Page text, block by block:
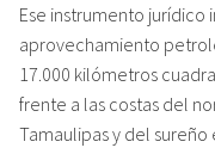
Ese instrumento jurídico
aprovechamiento
17.000 kilómetros
frente a las costas del
Tamaulipas y del